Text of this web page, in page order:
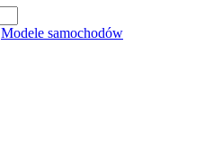
Modele samochodów